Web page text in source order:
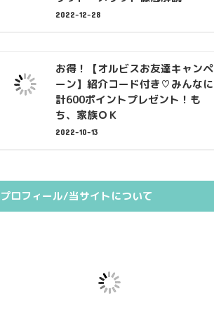
2022-12-28
お得！【オルビスお友達キャンペ
ーン】紹介コード付き♡みんなに
計600ポイントプレゼント！も
ち、家族ＯＫ
2022-10-13
プロフィール/当サイトについて